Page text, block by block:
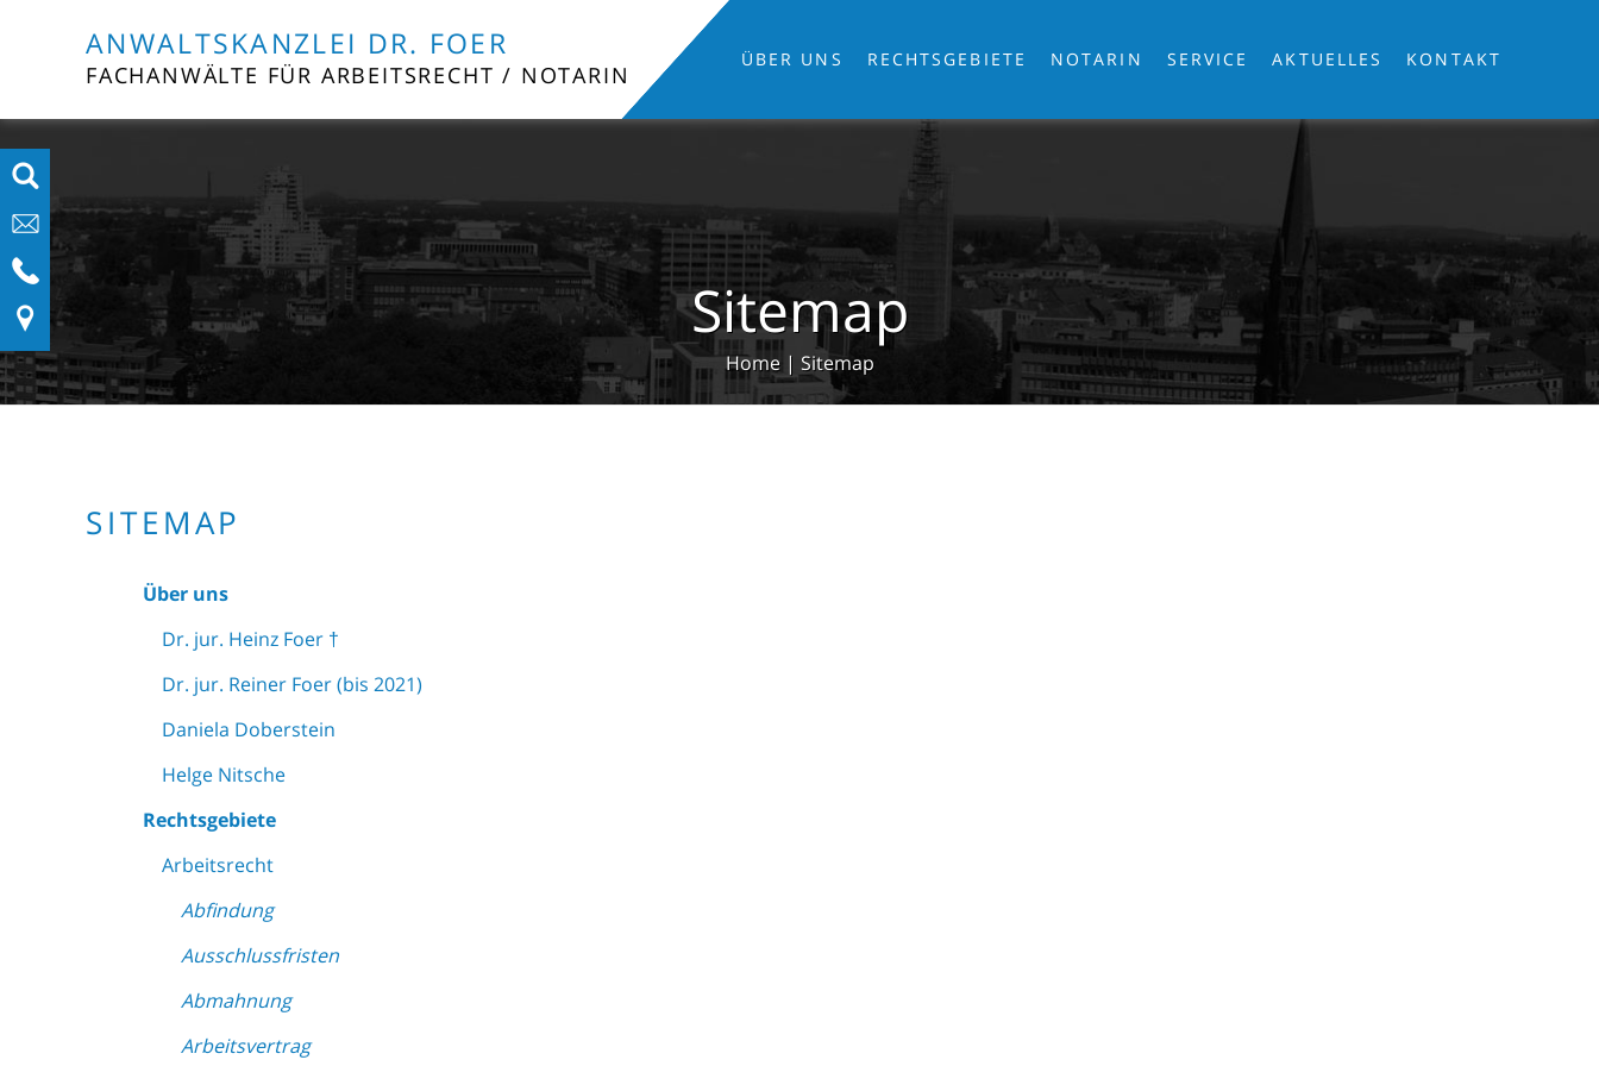
ANWALTSKANZLEI DR. FOER
FACHANWÄLTE FÜR ARBEITSRECHT / NOTARIN
ÜBER UNS RECHTSGEBIETE NOTARIN SERVICE AKTUELLES KONTAKT
Sitemap
Home| Sitemap
SITEMAP
Über uns
Dr. jur. Heinz Foer †
Dr. jur. Reiner Foer (bis 2021)
Daniela Doberstein
Helge Nitsche
Rechtsgebiete
Arbeitsrecht
Abfindung
Ausschlussfristen
Abmahnung
Arbeitsvertrag